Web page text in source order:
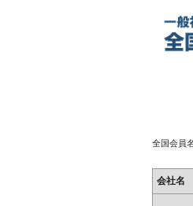
全国会員
会社名